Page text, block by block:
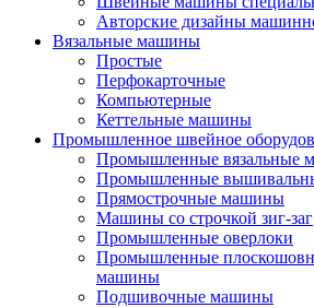
Авторские дизайны
Вязальные машины
Простые
Перфокарточные
Компьютерные
Кеттельные машины
Промышленное швейное
Промышленные вязальные
Промышленные
Прямострочные машины
Машины со строчкой зиг-заг
Промышленные оверлоки
Промышленные
машины
Подшивочные машины